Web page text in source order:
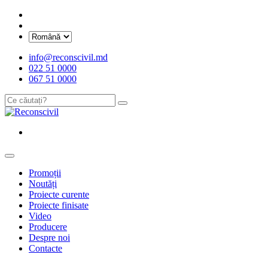
info@reconscivil.md
022 51 0000
067 51 0000
Promoții
Noutăți
Proiecte curente
Proiecte finisate
Video
Producere
Despre noi
Contacte